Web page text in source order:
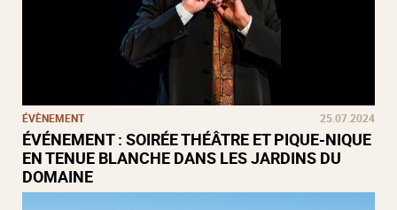
ÉVÈNEMENT 25.07.2024
ÉVÉNEMENT : SOIRÉE THÉÂTRE ET PIQUE-NIQUE
EN TENUE BLANCHE DANS LES JARDINS DU
DOMAINE